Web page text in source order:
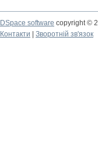
DSpace software copyright ©
Контакти
Зворотній зв'язок